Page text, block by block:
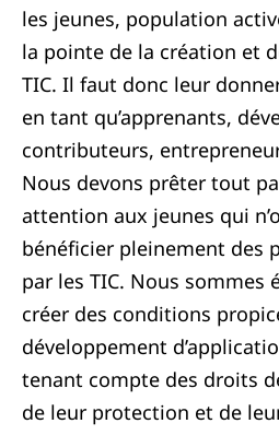
les jeunes, population
la pointe de la création et
TIC. Il faut donc leur
en tant qu’apprenants,
contributeurs,
Nous devons prêter tout
attention aux jeunes qui
bénéficier pleinement des
par les TIC. Nous sommes
créer des conditions
développement
tenant compte des droits
de leur protection et de